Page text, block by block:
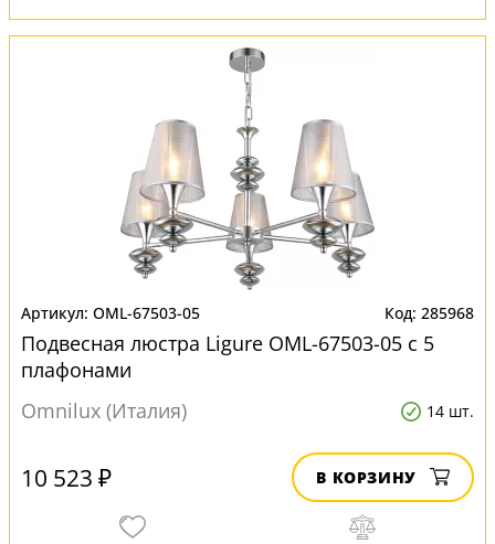
OML-67503-05 285968
Подвесная люстра Ligure OML-67503-05 с 5
плафонами
Omnilux (Италия)
14 шт.
10 523 ₽ В КОРЗИНУ